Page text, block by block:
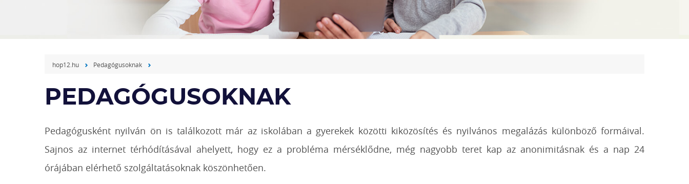
hop12.hu Pedagógusoknak
PEDAGÓGUSOKNAK
Pedagógusként nyilván ön is találkozott már az iskolában a gyerekek közötti kiközösítés és nyilvános megalázás különböző formáival.
Sajnos az internet térhódításával ahelyett, hogy ez a probléma mérséklődne, még nagyobb teret kap az anonimitásnak és a nap 24
órájában elérhető szolgáltatásoknak köszönhetően.